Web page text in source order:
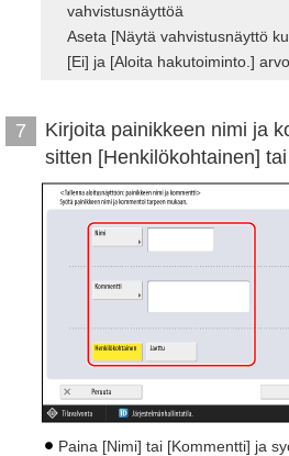
vahvistusnäyttöä
Aseta [Näytä vahvistusnäyttö
[Ei] ja [Aloita hakutoiminto.]
7
Kirjoita painikkeen nimi ja
sitten [Henkilökohtainen]
Paina [Nimi] tai [Kommentti] ja